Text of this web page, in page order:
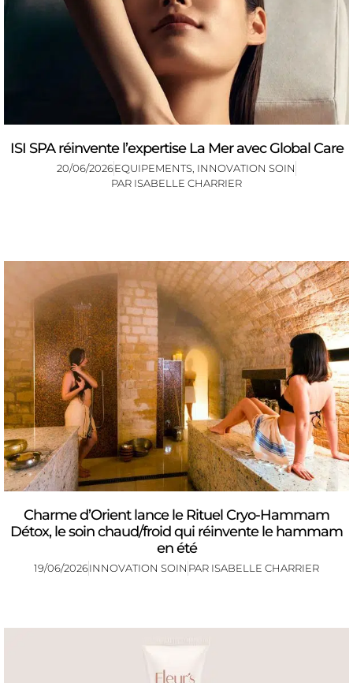
ISI SPA réinvente l’expertise La Mer avec Global Care
20/06/2026EQUIPEMENTS INNOVATION SOIN
PAR ISABELLE CHARRIER
Charme d’Orient lance le Rituel Cryo-Hammam
Détox, le soin chaud/froid qui réinvente le hammam
en été
19/06/2026INNOVATION SOIN PAR ISABELLE CHARRIER